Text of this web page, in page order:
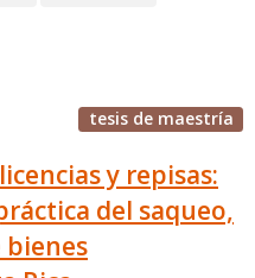
tesis de maestría
y repisas:
del saqueo,
bienes